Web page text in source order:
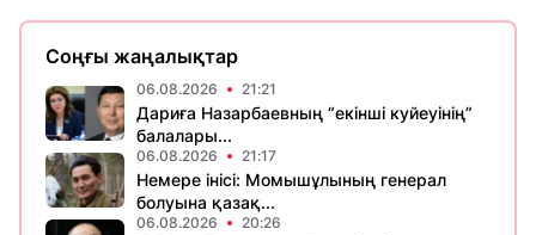
Соңғы жаңалықтар
06.08.2026 21:21
Дариға Назарбаевның “екінші куйеуінің”
балалары...
06.08.2026 21:17
Немере інісі: Момышұлының генерал
болуына қазақ...
06.08.2026 20:26